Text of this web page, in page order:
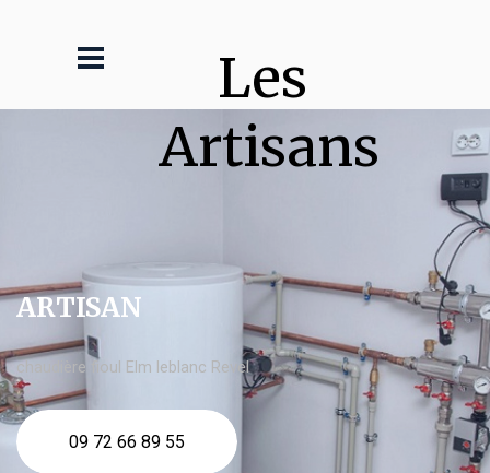
Les
Artisans
ARTISAN
chaudière fioul Elm leblanc Revel
09 72 66 89 55